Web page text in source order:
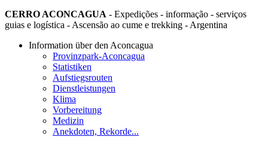
CERRO ACONCAGUA - Expedições - informação - serviços
guias e logística - Ascensão ao cume e trekking - Argentina
Information über den Aconcagua
Provinzpark-Aconcagua
Statistiken
Aufstiegsrouten
Dienstleistungen
Klima
Vorbereitung
Medizin
Anekdoten, Rekorde...